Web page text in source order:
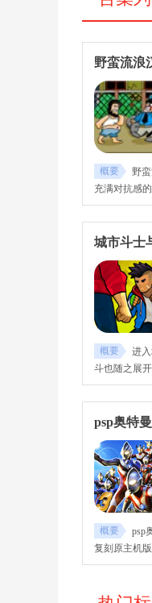
野蛮流浪
概要
野
充满对抗感
卡中不断迎
野蛮流浪汉
富，挑战节
趣。
城市斗士
概要
进
斗也随之展
关不断击败
派中文版下
飞踢、抓取
效，但依旧
psp奥特
概要
psp
复刻原主机
投技与必杀
建模保留原